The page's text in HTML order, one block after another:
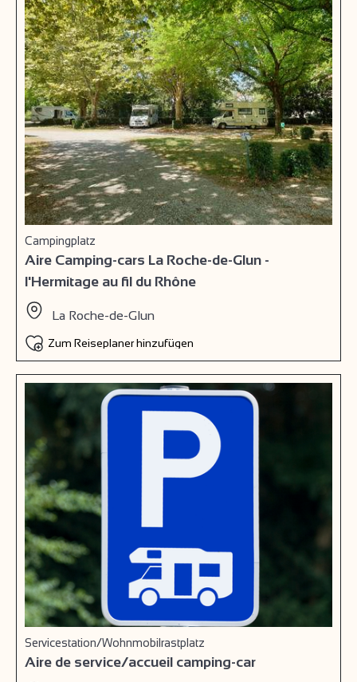
Campingplatz
Aire Camping-cars La Roche-de-Glun -
l'Hermitage au fil du Rhône
La Roche-de-Glun
Zum Reiseplaner hinzufügen
Servicestation/Wohnmobilrastplatz
Aire de service/accueil camping-car